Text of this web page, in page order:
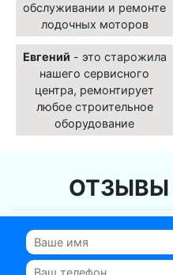
обслуживании и ремонте
лодочных моторов
Евгений - это старожила
нашего сервисного
центра, ремонтирует
любое строительное
оборудование
ОТЗЫВЫ